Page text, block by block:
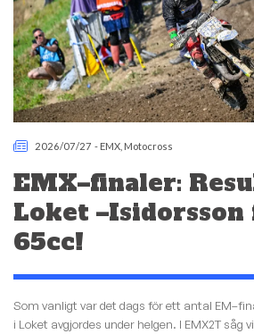
2026/07/27 - EMX Motocross
EMX–finaler:
Loket –Isidorsson
65cc!
Som vanligt var det dags för ett antal
i Loket avgjordes under helgen. I EMX2T såg